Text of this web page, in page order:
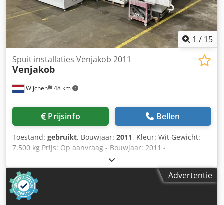
1 / 15
Wijchen 48 km
Spuit installaties Venjakob 2011
Venjakob
Prijsinfo Bellen
Toestand: gebruikt, Bouwjaar: 2011, Kleur: Wit Gewicht:
7.500 kg Prijs: Op aanvraag - Bouwjaar: 2011 -
Documentatie aanwezig: Ja - CE certificaat aanwezig: Nee -
Max. werkbreedte [mm]: 1300 - Aantal spuitcabines [st.]: 1
- Soort pomp: Wagner - Opties: Spuitpistool - └ Aantal
spuitpistolen [st.]: 4 - Transportgewicht [kg]: 7500kg -
Transportcolli [st.]: 7 Financiële informatie BTW: De
Advertentie